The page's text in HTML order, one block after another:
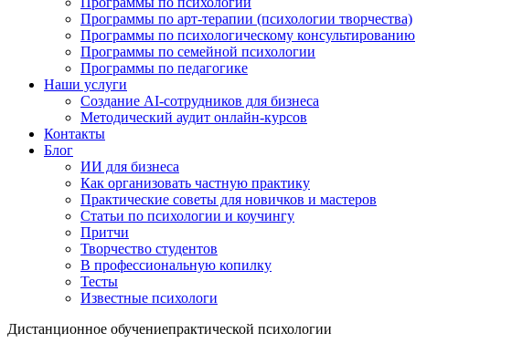
Программы по арт-терапии (психологии творчества)
Программы по психологическому консультированию
Программы по семейной психологии
Программы по педагогике
Наши услуги
Создание AI-сотрудников для бизнеса
Методический аудит онлайн-курсов
Контакты
Блог
ИИ для бизнеса
Как организовать частную практику
Практические советы для новичков и мастеров
Статьи по психологии и коучингу
Притчи
Творчество студентов
В профессиональную копилку
Тесты
Известные психологи
Дистанционное обучениепрактической психологии